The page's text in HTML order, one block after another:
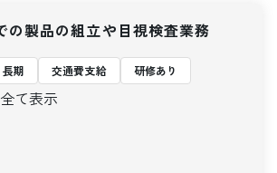
の製品の組立や目視検査業務
長期 交通費支給
研修あり
て表示